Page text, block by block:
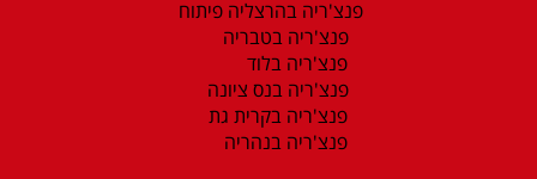
פנצ'ריה בהרצליה פיתוח
פנצ'ריה בטבריה
פנצ'ריה בלוד
פנצ'ריה בנס ציונה
פנצ'ריה בקרית גת
פנצ'ריה בנהריה